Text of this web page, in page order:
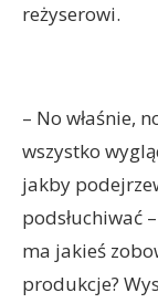
reżyserowi.
– No właśnie,
wszystko
jakby
podsłuchiwać
ma jakieś
produkcje?